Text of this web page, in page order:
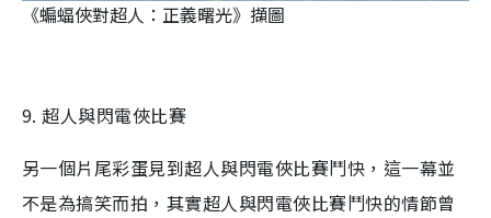
《蝙蝠俠對超人：正義曙光》擷圖
9. 超人與閃電俠比賽
另一個片尾彩蛋見到超人與閃電俠比賽鬥快，這一幕並
不是為搞笑而拍，其實超人與閃電俠比賽鬥快的情節曾